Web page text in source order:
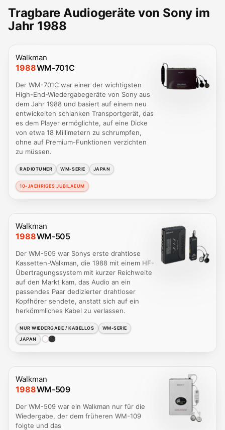
Tragbare Audiogeräte von Sony im
Jahr 1988
Walkman
1988WM-701C
Der WM-701C war einer der wichtigsten
High-End-Wiedergabegeräte von Sony aus
dem Jahr 1988 und basiert auf einem neu
entwickelten schlanken Transportgerät, das
es dem Player ermöglichte, auf eine Dicke
von etwa 18 Millimetern zu schrumpfen,
ohne auf Premium-Funktionen verzichten
zu müssen.
RADIOTUNER WM-SERIE JAPAN
10-JAEHRIGES JUBILAEUM
Walkman
1988WM-505
Der WM-505 war Sonys erste drahtlose
Kassetten-Walkman, die 1988 mit einem HF-
Übertragungssystem mit kurzer Reichweite
auf den Markt kam, das Audio an ein
passendes Paar dedizierter drahtloser
Kopfhörer sendete, anstatt sich auf ein
herkömmliches Kabel zu verlassen.
NUR WIEDERGABE / KABELLOS
WM-SERIE
JAPAN
Walkman
1988WM-509
Der WM-509 war ein Walkman nur für die
Wiedergabe, der dem früheren WM-109
folgte und das